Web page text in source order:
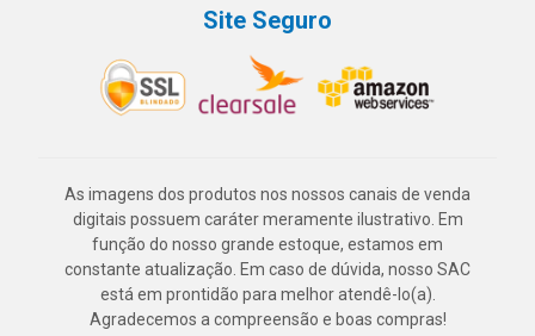
Site Seguro
As imagens dos produtos nos nossos canais de venda
digitais possuem caráter meramente ilustrativo. Em
função do nosso grande estoque, estamos em
constante atualização. Em caso de dúvida, nosso SAC
está em prontidão para melhor atendê-lo(a).
Agradecemos a compreensão e boas compras!